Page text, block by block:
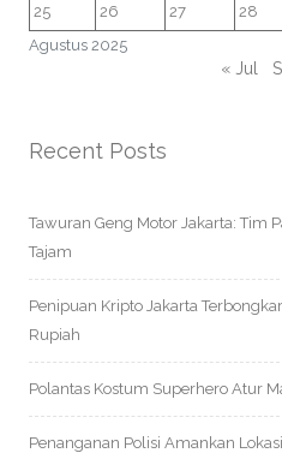
Agustus 2025
25 26 27 28
« Jul
Recent Posts
Tawuran Geng Motor Jakarta: Tim
Tajam
Penipuan Kripto Jakarta
Rupiah
Polantas Kostum Superhero Atur
Penanganan Polisi Amankan